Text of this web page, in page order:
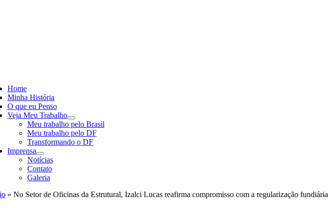
Home
Minha História
O que eu Penso
Veja Meu Trabalho
Meu trabalho pelo Brasil
Meu trabalho pelo DF
Transformando o DF
Imprensa
Notícias
Contato
Galeria
» No Setor de Oficinas da Estrutural, Izalci Lucas reafirma compromisso com a regularização fundiária